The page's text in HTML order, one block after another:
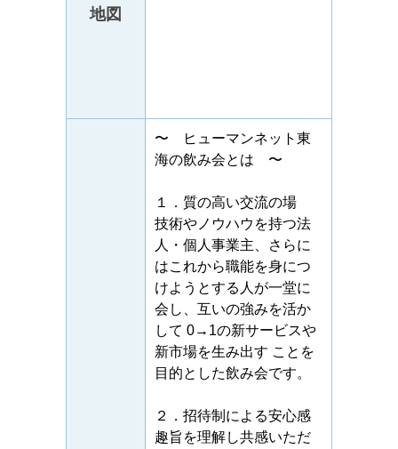
地図
〜 ヒューマンネット東
海の飲み会とは 〜
１．質の高い交流の場
技術やノウハウを持つ法
人・個人事業主、さらに
はこれから職能を身につ
けようとする人が一堂に
会し、互いの強みを活か
して 0→1の新サービスや
新市場を生み出す ことを
目的とした飲み会です。
２．招待制による安心感
趣旨を理解し共感いただ